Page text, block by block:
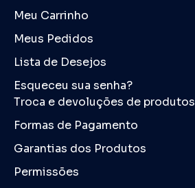
Meu Carrinho
Meus Pedidos
Lista de Desejos
Esqueceu sua senha?
Troca e devoluções de produtos
Formas de Pagamento
Garantias dos Produtos
Permissões